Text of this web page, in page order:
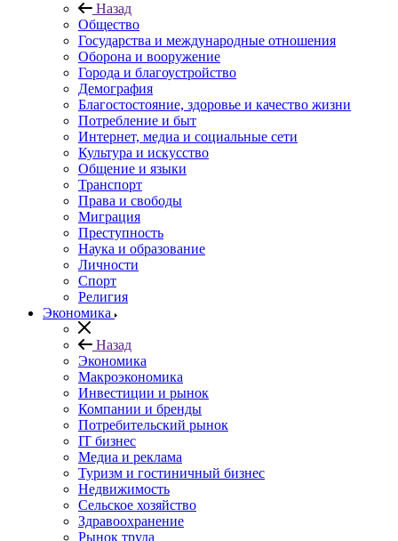
Назад
Общество
Государства и международные отношения
Оборона и вооружение
Города и благоустройство
Демография
Благостостояние, здоровье и качество жизни
Потребление и быт
Интернет, медиа и социальные сети
Культура и искусство
Общение и языки
Транспорт
Права и свободы
Миграция
Преступность
Наука и образование
Личности
Спорт
Религия
Экономика
Назад
Экономика
Макроэкономика
Инвестиции и рынок
Компании и бренды
Потребительский рынок
IT бизнес
Медиа и реклама
Туризм и гостиничный бизнес
Недвижимость
Сельское хозяйство
Здравоохранение
Рынок труда